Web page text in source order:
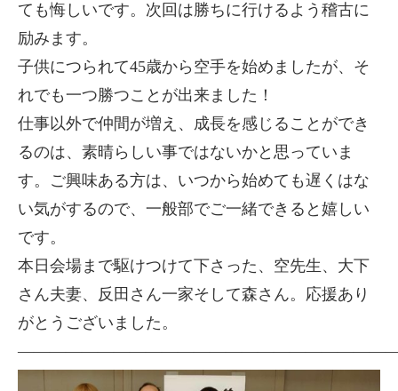
ても悔しいです。次回は勝ちに行けるよう稽古に
励みます。
子供につられて45歳から空手を始めましたが、そ
れでも一つ勝つことが出来ました！
仕事以外で仲間が増え、成長を感じることができ
るのは、素晴らしい事ではないかと思っていま
す。ご興味ある方は、いつから始めても遅くはな
い気がするので、一般部でご一緒できると嬉しい
です。
本日会場まで駆けつけて下さった、空先生、大下
さん夫妻、反田さん一家そして森さん。応援あり
がとうございました。